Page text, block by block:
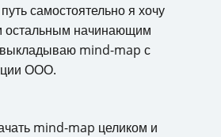
самостоятельно я хочу
остальным начинающим
mind-map с
ООО.
mind-map целиком и